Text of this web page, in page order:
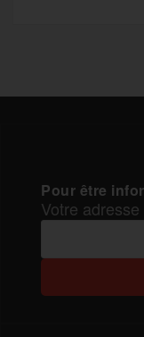
Pour être
Votre adresse